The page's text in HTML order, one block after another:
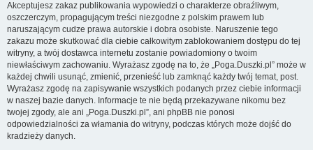
Akceptujesz zakaz publikowania wypowiedzi o charakterze obraźliwym,
oszczerczym, propagującym treści niezgodne z polskim prawem lub
naruszającym cudze prawa autorskie i dobra osobiste. Naruszenie tego
zakazu może skutkować dla ciebie całkowitym zablokowaniem dostępu do tej
witryny, a twój dostawca internetu zostanie powiadomiony o twoim
niewłaściwym zachowaniu. Wyrażasz zgodę na to, że „Poga.Duszki.pl” może w
każdej chwili usunąć, zmienić, przenieść lub zamknąć każdy twój temat, post.
Wyrażasz zgodę na zapisywanie wszystkich podanych przez ciebie informacji
w naszej bazie danych. Informacje te nie będą przekazywane nikomu bez
twojej zgody, ale ani „Poga.Duszki.pl”, ani phpBB nie ponosi
odpowiedzialności za włamania do witryny, podczas których może dojść do
kradzieży danych.